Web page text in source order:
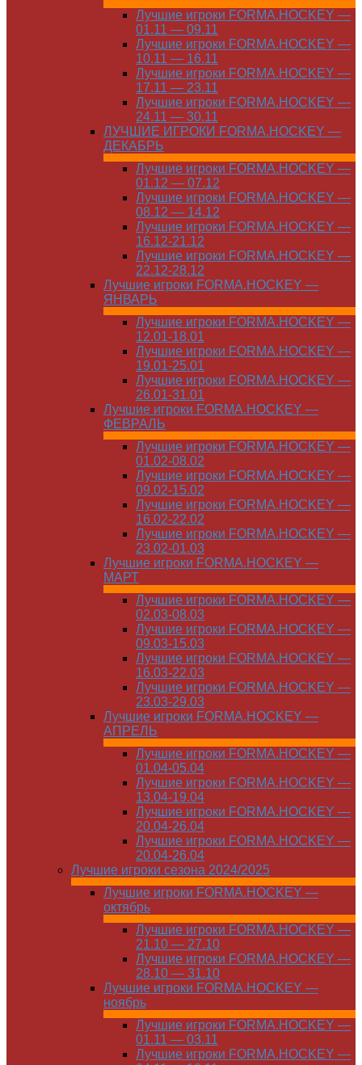
Лучшие игроки FORMA.HOCKEY —
01.11 — 09.11
Лучшие игроки FORMA.HOCKEY —
10.11 — 16.11
Лучшие игроки FORMA.HOCKEY —
17.11 — 23.11
Лучшие игроки FORMA.HOCKEY —
24.11 — 30.11
ЛУЧШИЕ ИГРОКИ FORMA.HOCKEY —
ДЕКАБРЬ
Лучшие игроки FORMA.HOCKEY —
01.12 — 07.12
Лучшие игроки FORMA.HOCKEY —
08.12 — 14.12
Лучшие игроки FORMA.HOCKEY —
16.12-21.12
Лучшие игроки FORMA.HOCKEY —
22.12-28.12
Лучшие игроки FORMA.HOCKEY —
ЯНВАРЬ
Лучшие игроки FORMA.HOCKEY —
12.01-18.01
Лучшие игроки FORMA.HOCKEY —
19.01-25.01
Лучшие игроки FORMA.HOCKEY —
26.01-31.01
Лучшие игроки FORMA.HOCKEY —
ФЕВРАЛЬ
Лучшие игроки FORMA.HOCKEY —
01.02-08.02
Лучшие игроки FORMA.HOCKEY —
09.02-15.02
Лучшие игроки FORMA.HOCKEY —
16.02-22.02
Лучшие игроки FORMA.HOCKEY —
23.02-01.03
Лучшие игроки FORMA.HOCKEY —
МАРТ
Лучшие игроки FORMA.HOCKEY —
02.03-08.03
Лучшие игроки FORMA.HOCKEY —
09.03-15.03
Лучшие игроки FORMA.HOCKEY —
16.03-22.03
Лучшие игроки FORMA.HOCKEY —
23.03-29.03
Лучшие игроки FORMA.HOCKEY —
АПРЕЛЬ
Лучшие игроки FORMA.HOCKEY —
01.04-05.04
Лучшие игроки FORMA.HOCKEY —
13.04-19.04
Лучшие игроки FORMA.HOCKEY —
20.04-26.04
Лучшие игроки FORMA.HOCKEY —
20.04-26.04
Лучшие игроки сезона 2024/2025
Лучшие игроки FORMA.HOCKEY —
октябрь
Лучшие игроки FORMA.HOCKEY —
21.10 — 27.10
Лучшие игроки FORMA.HOCKEY —
28.10 — 31.10
Лучшие игроки FORMA.HOCKEY —
ноябрь
Лучшие игроки FORMA.HOCKEY —
01.11 — 03.11
Лучшие игроки FORMA.HOCKEY —